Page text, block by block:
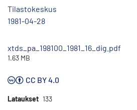
Tilastokeskus
1981-04-28
xtds_pa_198100_1981_16_dig.pdf
1.63 MB
CC BY 4.0
Lataukset 133